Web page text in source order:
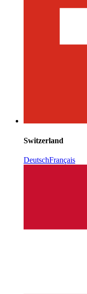
Switzerland
DeutschFrançais